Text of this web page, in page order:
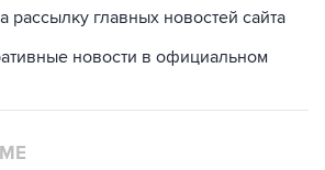
рассылку главных новостей сайта
новости в официальном